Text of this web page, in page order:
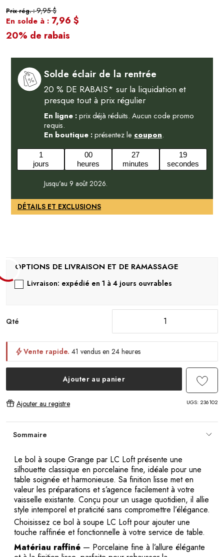
Prix rég. :9,95 $
En solde à : 7,96 $
20% de rabais
Solde éclair de la rentrée
20 % DE RABAIS* sur la liquidation et
presque tout à prix régulier
En ligne :prix déjà réduits. Aucun code promo
requis.
En boutique :présentez le coupon.
1
jours
00
heures
27
minutes
18
secondes
Jusqu'au 9 août 2026.
DÉTAILS ET EXCLUSIONS
Livraison: expédié en 1 à 4 jours ouvrables
Qté
Vente rapide. 41 vendus en 24 heures
Ajouter au panier
Ajouter au registre UGS: 236102
Sommaire
Le bol à soupe Grange par LC Loft présente une
silhouette classique en porcelaine fine, idéale pour une
table soignée et harmonieuse. Sa finition lisse met en
valeur les préparations et s’agence facilement à votre
vaisselle existante. Conçu pour un usage quotidien, il allie
style intemporel et praticité sans compromettre l’élégance.
Choisissez ce bol à soupe LC Loft pour ajouter une
touche raffinée et fonctionnelle à votre service de table.
Matériau raffiné — Porcelaine fine à l’allure élégante